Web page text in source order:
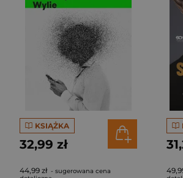
KSIĄŻKA
32,99 zł
44,99 zł - sugerowana cena